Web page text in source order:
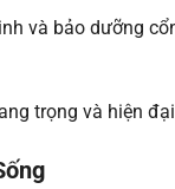
và bảo dưỡng
trọng và hiện